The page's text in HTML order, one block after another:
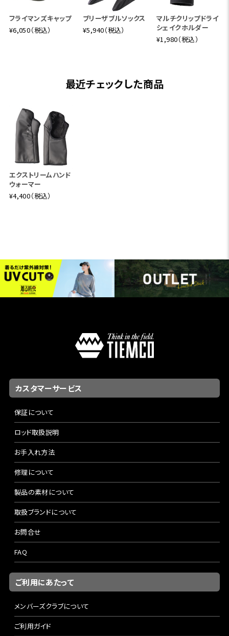
フライマンズキャップ
¥6,050（税込）
ブリーザブルソックス
¥5,940（税込）
マルチクリップドライ
シェイクホルダー
¥1,980（税込）
最近チェックした商品
エクストリームハンド
ウォーマー
¥4,400（税込）
カスタマーサービス
保証について
ロッド取扱説明
お手入れ方法
修理について
製品の素材について
取扱ブランドについて
お問合せ
FAQ
ご利用にあたって
メンバーズクラブについて
ご利用ガイド